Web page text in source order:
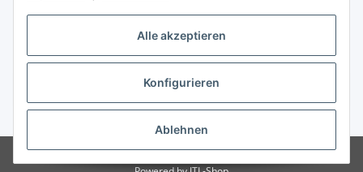
Alle akzeptieren
Konfigurieren
Ablehnen
Vertrag widerrufen
* Alle Preise inkl. gesetzlicher USt., zzgl.